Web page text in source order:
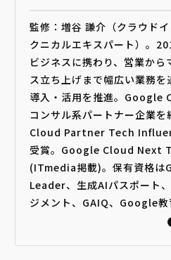
監修：増谷 謙介（クラウド
クニカルエキスパート）。
ビジネスに携わり、営業から
ス立ち上げまで幅広い業務
導入・活用を推進。Google
コンサル系パートナー企業
Cloud Partner Tech
受賞。Google Cloud Next
(ITmedia掲載)。保有資格
Leader、生成AIパスポート
ジメント、GAIQ、Google教